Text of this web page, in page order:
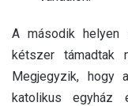
A második helyen
kétszer támadtak
Megjegyzik, hogy
katolikus